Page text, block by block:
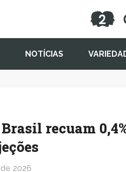
NOTÍCIAS
recuam
2026